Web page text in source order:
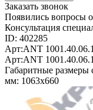
Заказать звонок
Появились вопросы о
Консультация
ID: 402285
Арт:ANT
Арт:ANT
Габаритные размеры
мм: 1063x660